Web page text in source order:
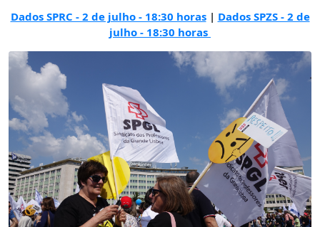
Dados SPRC - 2 de julho - 18:30 horas| Dados SPZS - 2 de
julho - 18:30 horas